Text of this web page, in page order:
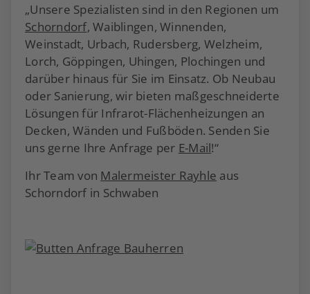
„Unsere Spezialisten sind in den Regionen um
Schorndorf, Waiblingen, Winnenden,
Weinstadt, Urbach, Rudersberg, Welzheim,
Lorch, Göppingen, Uhingen, Plochingen und
darüber hinaus für Sie im Einsatz. Ob Neubau
oder Sanierung, wir bieten maßgeschneiderte
Lösungen für Infrarot-Flächenheizungen an
Decken, Wänden und Fußböden. Senden Sie
uns gerne Ihre Anfrage per E-Mail!“
Ihr Team von Malermeister Rayhle aus
Schorndorf in Schwaben